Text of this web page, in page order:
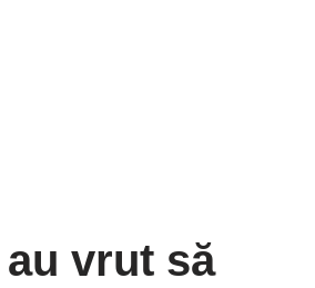
au vrut să